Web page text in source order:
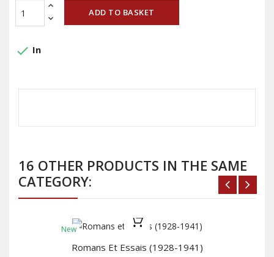
ADD TO BASKET
done In
16 OTHER PRODUCTS IN THE SAME
CATEGORY:
New
Romans Et Essais (1928-1941)